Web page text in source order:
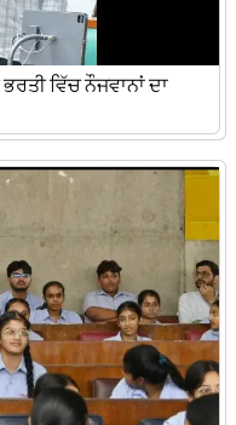
ਵਿੱਚ ਨੌਜਵਾਨਾਂ ਦਾ